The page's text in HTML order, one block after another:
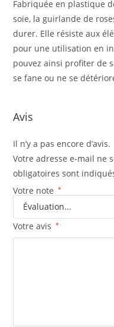
Fabriquée en plastique
soie, la guirlande de
durer. Elle résiste aux
pour une utilisation en
pouvez ainsi profiter de
se fane ou ne se
Avis
Il n’y a pas encore d’avis.
Votre adresse e-mail ne
obligatoires sont
Votre note *
Votre avis *